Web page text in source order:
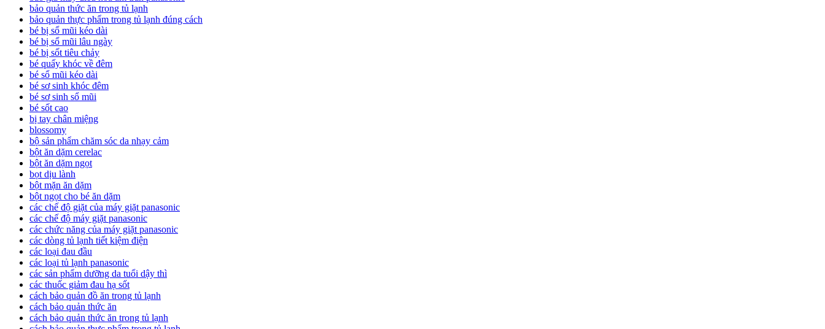
bảo quản thức ăn trong tủ lạnh
bảo quản thực phẩm trong tủ lạnh đúng cách
bé bị sổ mũi kéo dài
bé bị sổ mũi lâu ngày
bé bị sốt tiêu chảy
bé quấy khóc về đêm
bé sổ mũi kéo dài
bé sơ sinh khóc đêm
bé sơ sinh sổ mũi
bé sốt cao
bị tay chân miệng
blossomy
bộ sản phẩm chăm sóc da nhạy cảm
bột ăn dặm cerelac
bột ăn dặm ngọt
bọt dịu lành
bột mặn ăn dặm
bột ngọt cho bé ăn dặm
các chế độ giặt của máy giặt panasonic
các chế độ máy giặt panasonic
các chức năng của máy giặt panasonic
các dòng tủ lạnh tiết kiệm điện
các loại đau đầu
các loại tủ lạnh panasonic
các sản phẩm dưỡng da tuổi dậy thì
các thuốc giảm đau hạ sốt
cách bảo quản đồ ăn trong tủ lạnh
cách bảo quản thức ăn
cách bảo quản thức ăn trong tủ lạnh